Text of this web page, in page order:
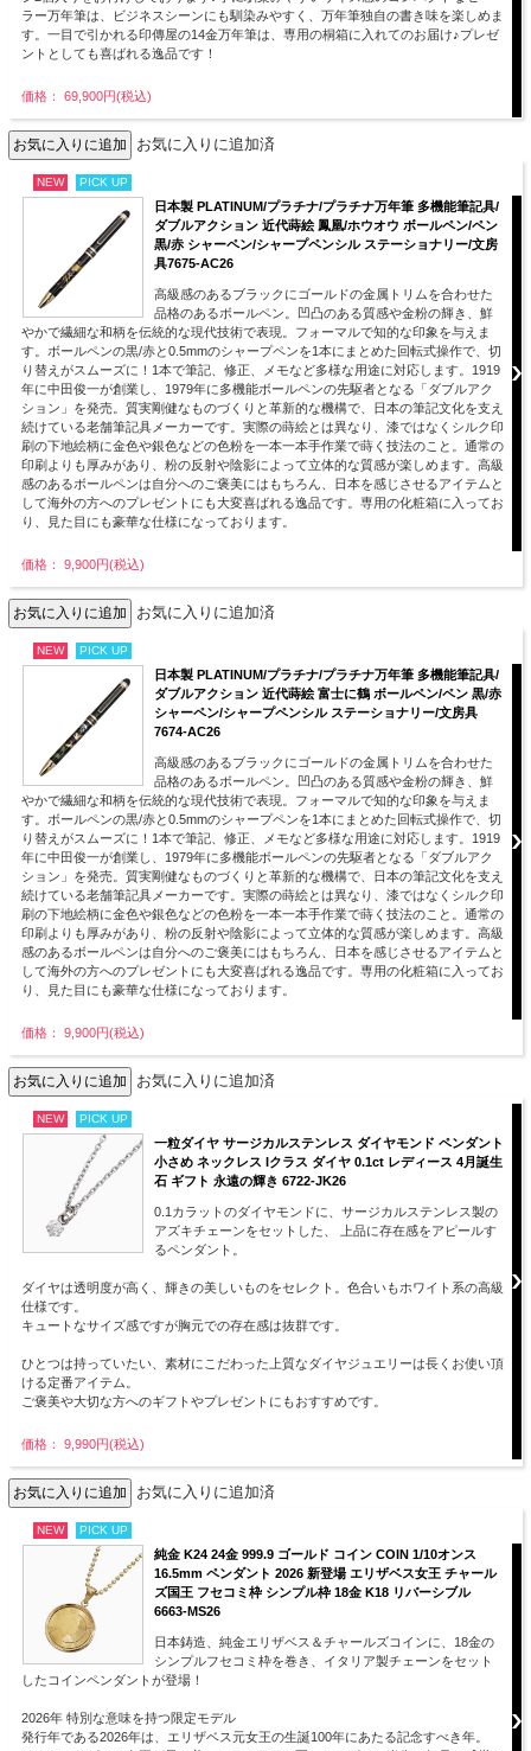
ラー万年筆は、ビジネスシーンにも馴染みやすく、万年筆独自の書き味を楽しめま
す。一目で引かれる印傳屋の14金万年筆は、専用の桐箱に入れてのお届け♪プレゼ
ントとしても喜ばれる逸品です！
価格： 69,900円(税込)
お気に入りに追加済
NEW PICK UP
日本製 PLATINUM/プラチナ/プラチナ万年筆 多機能筆記具/
ダブルアクション 近代蒔絵 鳳凰/ホウオウ ボールペン/ペン
黒/赤 シャーペン/シャープペンシル ステーショナリー/文房
具7675-AC26
高級感のあるブラックにゴールドの金属トリムを合わせた
品格のあるボールペン。凹凸のある質感や金粉の輝き、鮮
やかで繊細な和柄を伝統的な現代技術で表現。フォーマルで知的な印象を与えま
す。ボールペンの黒/赤と0.5mmのシャープペンを1本にまとめた回転式操作で、切
り替えがスムーズに！1本で筆記、修正、メモなど多様な用途に対応します。1919
年に中田俊一が創業し、1979年に多機能ボールペンの先駆者となる「ダブルアク
ション」を発売。質実剛健なものづくりと革新的な機構で、日本の筆記文化を支え
続けている老舗筆記具メーカーです。実際の蒔絵とは異なり、漆ではなくシルク印
刷の下地絵柄に金色や銀色などの色粉を一本一本手作業で蒔く技法のこと。通常の
印刷よりも厚みがあり、粉の反射や陰影によって立体的な質感が楽しめます。高級
感のあるボールペンは自分へのご褒美にはもちろん、日本を感じさせるアイテムと
して海外の方へのプレゼントにも大変喜ばれる逸品です。専用の化粧箱に入ってお
り、見た目にも豪華な仕様になっております。
価格： 9,900円(税込)
お気に入りに追加済
NEW PICK UP
日本製 PLATINUM/プラチナ/プラチナ万年筆 多機能筆記具/
ダブルアクション 近代蒔絵 富士に鶴 ボールペン/ペン 黒/赤
シャーペン/シャープペンシル ステーショナリー/文房具
7674-AC26
高級感のあるブラックにゴールドの金属トリムを合わせた
品格のあるボールペン。凹凸のある質感や金粉の輝き、鮮
やかで繊細な和柄を伝統的な現代技術で表現。フォーマルで知的な印象を与えま
す。ボールペンの黒/赤と0.5mmのシャープペンを1本にまとめた回転式操作で、切
り替えがスムーズに！1本で筆記、修正、メモなど多様な用途に対応します。1919
年に中田俊一が創業し、1979年に多機能ボールペンの先駆者となる「ダブルアク
ション」を発売。質実剛健なものづくりと革新的な機構で、日本の筆記文化を支え
続けている老舗筆記具メーカーです。実際の蒔絵とは異なり、漆ではなくシルク印
刷の下地絵柄に金色や銀色などの色粉を一本一本手作業で蒔く技法のこと。通常の
印刷よりも厚みがあり、粉の反射や陰影によって立体的な質感が楽しめます。高級
感のあるボールペンは自分へのご褒美にはもちろん、日本を感じさせるアイテムと
して海外の方へのプレゼントにも大変喜ばれる逸品です。専用の化粧箱に入ってお
り、見た目にも豪華な仕様になっております。
価格： 9,900円(税込)
お気に入りに追加済
NEW PICK UP
一粒ダイヤ サージカルステンレス ダイヤモンド ペンダント
小さめ ネックレス Iクラス ダイヤ 0.1ct レディース 4月誕生
石 ギフト 永遠の輝き 6722-JK26
0.1カラットのダイヤモンドに、サージカルステンレス製の
アズキチェーンをセットした、 上品に存在感をアピールす
るペンダント。
ダイヤは透明度が高く、輝きの美しいものをセレクト。色合いもホワイト系の高級
仕様です。
キュートなサイズ感ですが胸元での存在感は抜群です。
ひとつは持っていたい、素材にこだわった上質なダイヤジュエリーは長くお使い頂
ける定番アイテム。
ご褒美や大切な方へのギフトやプレゼントにもおすすめです。
価格： 9,990円(税込)
お気に入りに追加済
NEW PICK UP
純金 K24 24金 999.9 ゴールド コイン COIN 1/10オンス
16.5mm ペンダント 2026 新登場 エリザベス女王 チャール
ズ国王 フセコミ枠 シンプル枠 18金 K18 リバーシブル
6663-MS26
日本鋳造、純金エリザベス＆チャールズコインに、18金の
シンプルフセコミ枠を巻き、イタリア製チェーンをセット
したコインペンダントが登場！
2026年 特別な意味を持つ限定モデル
発行年である2026年は、エリザベス元女王の生誕100年にあたる記念すべき年。